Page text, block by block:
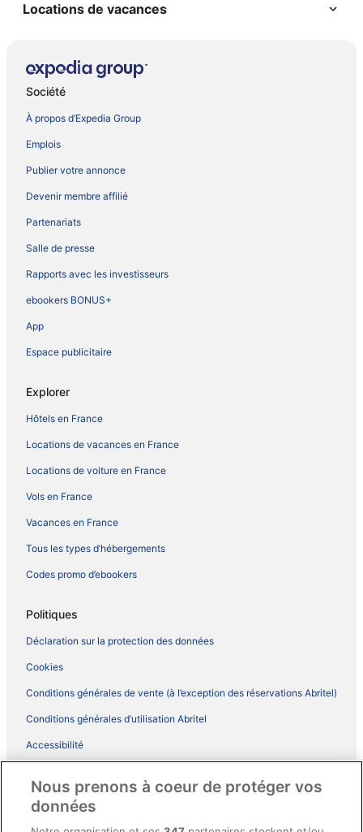
Locations de vacances
Société
À propos d’Expedia Group
Emplois
Publier votre annonce
Devenir membre affilié
Partenariats
Salle de presse
Rapports avec les investisseurs
ebookers BONUS+
App
Espace publicitaire
Explorer
Hôtels en France
Locations de vacances en France
Locations de voiture en France
Vols en France
Vacances en France
Tous les types d’hébergements
Codes promo d’ebookers
Politiques
Déclaration sur la protection des données
Cookies
Conditions générales de vente (à l’exception des réservations Abritel)
Conditions générales d’utilisation Abritel
Accessibilité
Conditions générales du programme BONUS+ d’ebookers
Nous prenons à coeur de protéger vos
données